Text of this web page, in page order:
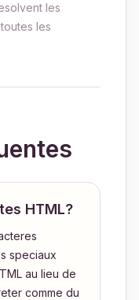
les
les
HTML?
speciaux
au lieu de
comme du